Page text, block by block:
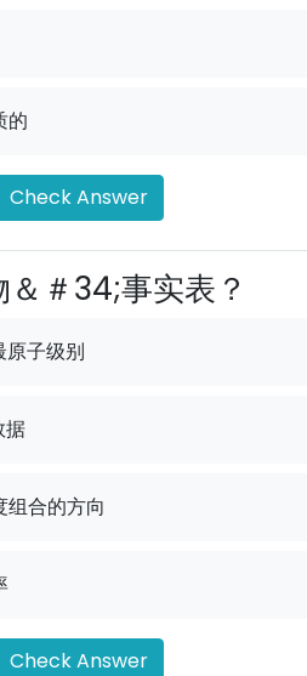
的
Check Answer
＃34;事实表？
子级别
据
合的方向
Check Answer